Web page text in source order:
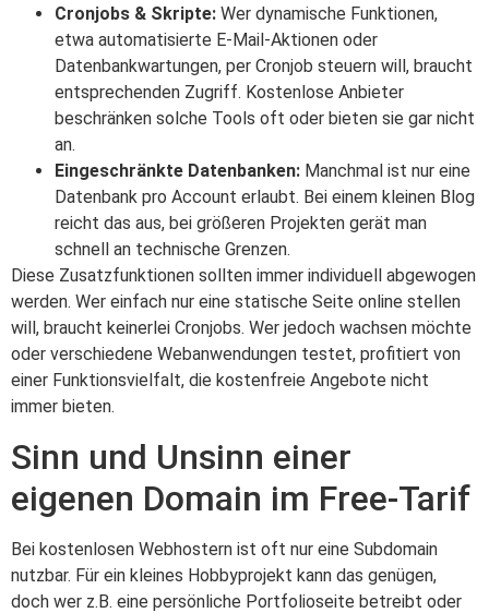
Cronjobs & Skripte: Wer dynamische Funktionen,
etwa automatisierte E-Mail-Aktionen oder
Datenbankwartungen, per Cronjob steuern will, braucht
entsprechenden Zugriff. Kostenlose Anbieter
beschränken solche Tools oft oder bieten sie gar nicht
an.
Eingeschränkte Datenbanken: Manchmal ist nur eine
Datenbank pro Account erlaubt. Bei einem kleinen Blog
reicht das aus, bei größeren Projekten gerät man
schnell an technische Grenzen.
Diese Zusatzfunktionen sollten immer individuell abgewogen
werden. Wer einfach nur eine statische Seite online stellen
will, braucht keinerlei Cronjobs. Wer jedoch wachsen möchte
oder verschiedene Webanwendungen testet, profitiert von
einer Funktionsvielfalt, die kostenfreie Angebote nicht
immer bieten.
Sinn und Unsinn einer
eigenen Domain im Free-Tarif
Bei kostenlosen Webhostern ist oft nur eine Subdomain
nutzbar. Für ein kleines Hobbyprojekt kann das genügen,
doch wer z.B. eine persönliche Portfolioseite betreibt oder